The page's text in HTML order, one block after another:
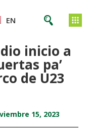
EN
inicio a
pa’
de U23
15, 2023